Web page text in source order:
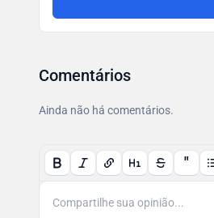
Comentários
Ainda não há comentários.
"